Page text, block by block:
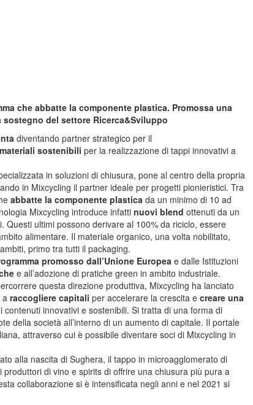
che abbatte la componente plastica. Promossa una
del settore Ricerca&Sviluppo
diventando partner strategico per il
sostenibili per la realizzazione di tappi innovativi a
in soluzioni di chiusura, pone al centro della propria
in Mixcycling il partner ideale per progetti pionieristici. Tra
abbatte la componente plastica da un minimo di 10 ad
Mixcycling introduce infatti nuovi blend ottenuti da un
ultimi possono derivare al 100% da riciclo, essere
alimentare. Il materiale organico, una volta nobilitato,
primo tra tutti il packaging.
promosso dall’Unione Europeae dalle Istituzioni
e all’adozione di pratiche green in ambito industriale.
questa direzione produttiva, Mixcycling ha lanciato
araccogliere capitali per accelerare la crescita e creare una
innovativi e sostenibili. Si tratta di una forma di
della società all’interno di un aumento di capitale. Il portale
attraverso cui è possibile diventare soci di Mixcycling in
alla nascita di Sughera, il tappo in microagglomerato di
di vino e spirits di offrire una chiusura più pura a
collaborazione si è intensificata negli anni e nel 2021 si